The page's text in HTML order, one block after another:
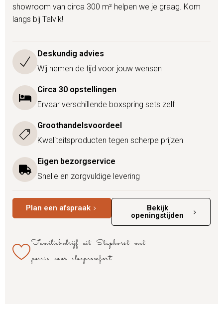
showroom van circa 300 m² helpen we je graag. Kom
langs bij Talvik!
Deskundig advies
Wij nemen de tijd voor jouw wensen
Circa 30 opstellingen
Ervaar verschillende boxspring sets zelf
Groothandelsvoordeel
Kwaliteitsproducten tegen scherpe prijzen
Eigen bezorgservice
Snelle en zorgvuldige levering
Plan een afspraak
Bekijk
openingstijden
Familiebedrijf uit Staphorst met
passie voor slaapcomfort